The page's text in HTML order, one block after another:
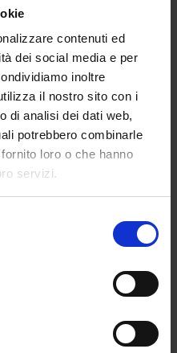
contenuti ed
dei social media e per
inoltre
il nostro sito con i
di analisi dei dati web,
potrebbero combinarle
loro o che hanno
servizi.
che ne abbiano
i concorsi scuola e
attinenti.
caso i titoli
punti per le GPS
per
primaria e
L2
oltre ad essere
per